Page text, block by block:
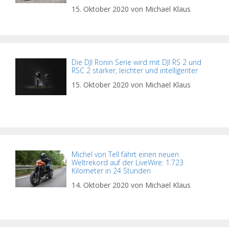
15. Oktober 2020 von Michael Klaus
Die DJI Ronin Serie wird mit DJI RS 2 und
RSC 2 stärker, leichter und intelligenter
15. Oktober 2020 von Michael Klaus
Michel von Tell fährt einen neuen
Weltrekord auf der LiveWire: 1.723
Kilometer in 24 Stunden
14. Oktober 2020 von Michael Klaus